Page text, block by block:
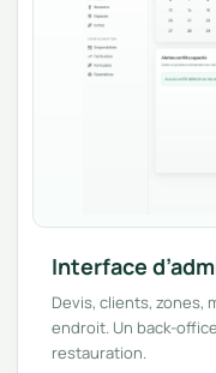
Interface
Devis, clients, zones,
endroit. Un back-
restauration.